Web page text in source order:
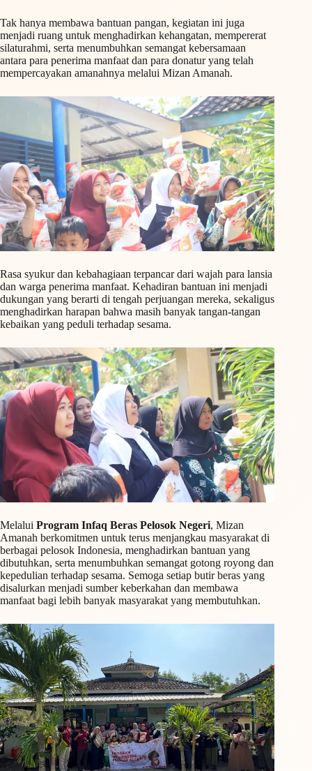
Tak hanya membawa bantuan pangan, kegiatan ini juga
menjadi ruang untuk menghadirkan kehangatan, mempererat
silaturahmi, serta menumbuhkan semangat kebersamaan
antara para penerima manfaat dan para donatur yang telah
mempercayakan amanahnya melalui Mizan Amanah.
Rasa syukur dan kebahagiaan terpancar dari wajah para lansia
dan warga penerima manfaat. Kehadiran bantuan ini menjadi
dukungan yang berarti di tengah perjuangan mereka, sekaligus
menghadirkan harapan bahwa masih banyak tangan-tangan
kebaikan yang peduli terhadap sesama.
Melalui Program Infaq Beras Pelosok Negeri, Mizan
Amanah berkomitmen untuk terus menjangkau masyarakat di
berbagai pelosok Indonesia, menghadirkan bantuan yang
dibutuhkan, serta menumbuhkan semangat gotong royong dan
kepedulian terhadap sesama. Semoga setiap butir beras yang
disalurkan menjadi sumber keberkahan dan membawa
manfaat bagi lebih banyak masyarakat yang membutuhkan.